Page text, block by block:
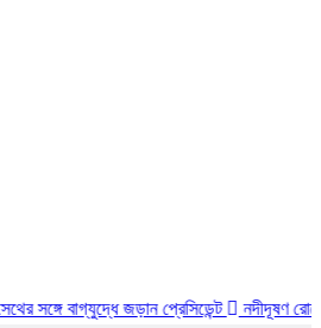
বাগ্‌যুদ্ধে জড়ান প্রেসিডেন্ট নদীদূষণ রোধে